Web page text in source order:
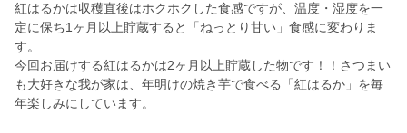
紅はるかは収穫直後はホクホクした食感ですが、温度・湿度を一
定に保ち1ヶ月以上貯蔵すると「ねっとり甘い」食感に変わりま
す。
今回お届けする紅はるかは2ヶ月以上貯蔵した物です！！さつまい
も大好きな我が家は、年明けの焼き芋で食べる「紅はるか」を毎
年楽しみにしています。